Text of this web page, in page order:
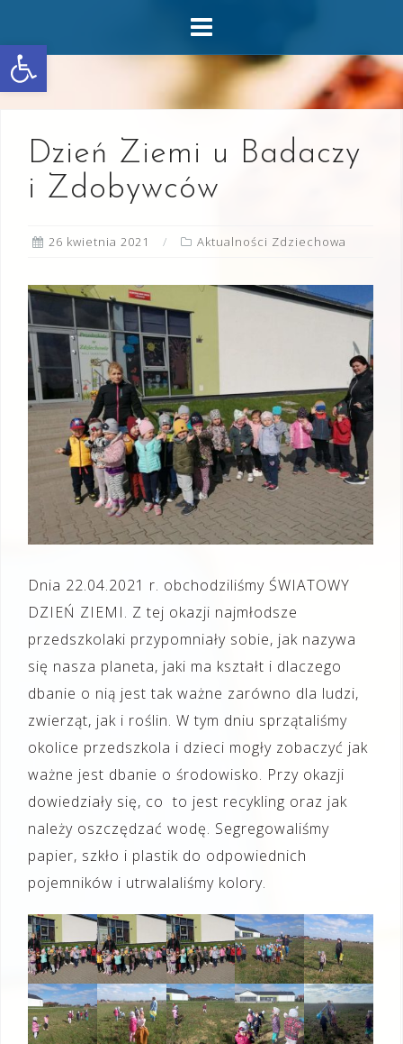
Otwórz pasek narzędzi
content
Dzień Ziemi u Badaczy
i Zdobywców
26 kwietnia 2021 Aktualności Zdziechowa
Dnia 22.04.2021 r. obchodziliśmy ŚWIATOWY
DZIEŃ ZIEMI. Z tej okazji najmłodsze
przedszkolaki przypomniały sobie, jak nazywa
się nasza planeta, jaki ma kształt i dlaczego
dbanie o nią jest tak ważne zarówno dla ludzi,
zwierząt, jak i roślin. W tym dniu sprzątaliśmy
okolice przedszkola i dzieci mogły zobaczyć jak
ważne jest dbanie o środowisko. Przy okazji
dowiedziały się, co to jest recykling oraz jak
należy oszczędzać wodę. Segregowaliśmy
papier, szkło i plastik do odpowiednich
pojemników i utrwalaliśmy kolory.